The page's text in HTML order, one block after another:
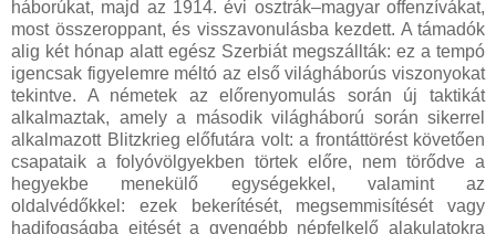
háborúkat, majd az 1914. évi osztrák–magyar offenzívákat,
most összeroppant, és visszavonulásba kezdett. A támadók
alig két hónap alatt egész Szerbiát megszállták: ez a tempó
igencsak figyelemre méltó az első világháborús viszonyokat
tekintve. A németek az előrenyomulás során új taktikát
alkalmaztak, amely a második világháború során sikerrel
alkalmazott Blitzkrieg előfutára volt: a frontáttörést követően
csapataik a folyóvölgyekben törtek előre, nem törődve a
hegyekbe menekülő egységekkel, valamint az
oldalvédőkkel: ezek bekerítését, megsemmisítését vagy
hadifogságba ejtését a gyengébb népfelkelő alakulatokra